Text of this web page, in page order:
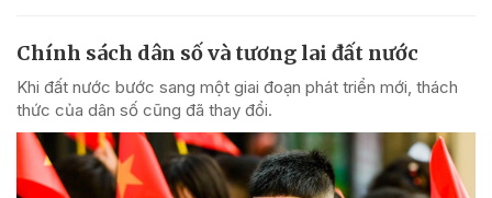
Chính sách dân số và tương lai đất nước
Khi đất nước bước sang một giai đoạn phát triển mới, thách
thức của dân số cũng đã thay đổi.